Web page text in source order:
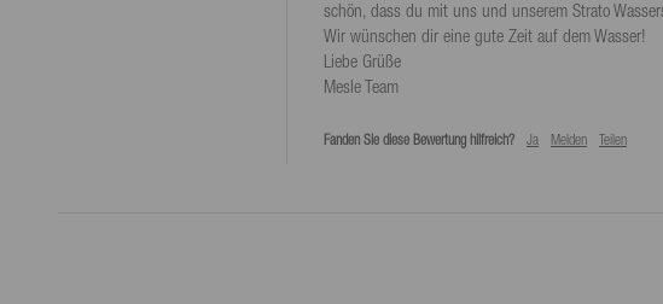
schön, dass du mit uns und unserem Strato
Wir wünschen dir eine gute Zeit auf dem Wasser!
Liebe Grüße
Mesle Team
Fanden Sie diese Bewertung hilfreich? Ja Melden Teilen